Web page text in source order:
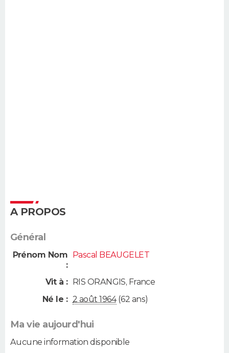
A PROPOS
Général
Prénom Nom
:
Pascal BEAUGELET
Vit à : RIS ORANGIS, France
Né le : 2 août 1964(62 ans)
Ma vie aujourd'hui
Aucune information disponible